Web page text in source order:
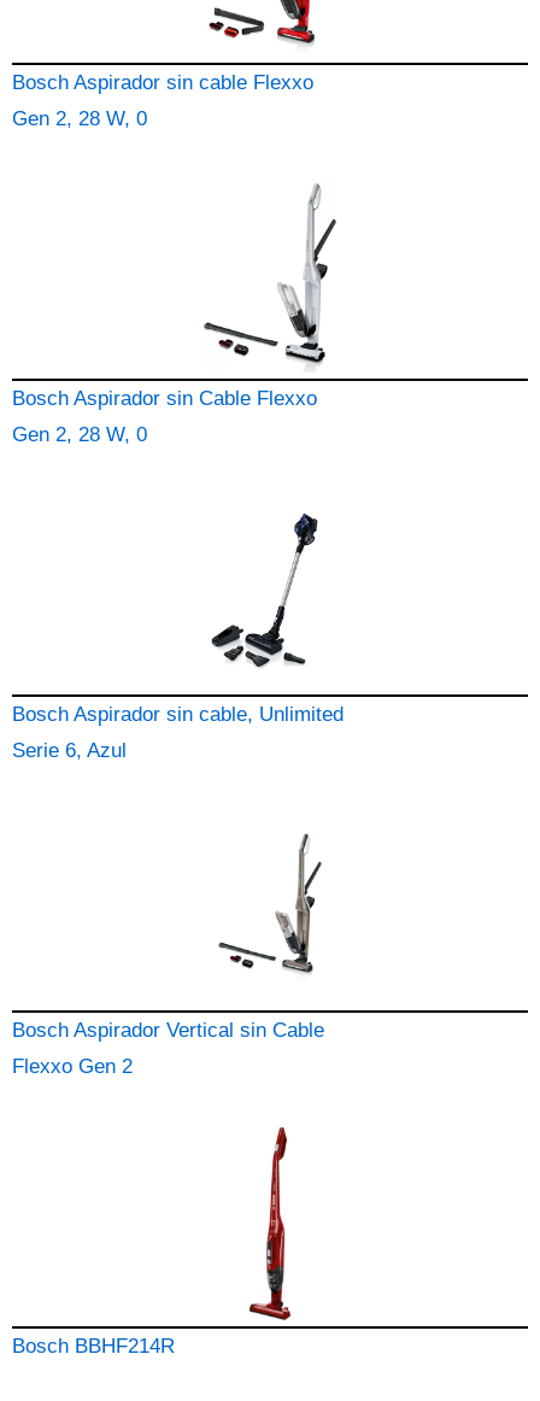
Bosch Aspirador sin cable Flexxo
Gen 2, 28 W, 0
Bosch Aspirador sin Cable Flexxo
Gen 2, 28 W, 0
Bosch Aspirador sin cable, Unlimited
Serie 6, Azul
Bosch Aspirador Vertical sin Cable
Flexxo Gen 2
Bosch BBHF214R